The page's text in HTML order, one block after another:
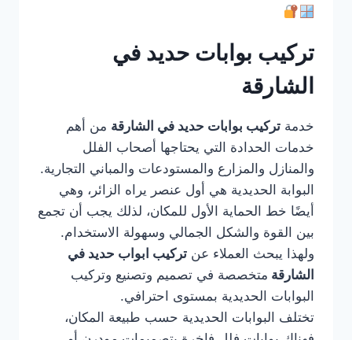
تركيب بوابات حديد في
الشارقة
خدمة تركيب بوابات حديد في الشارقة من أهم
خدمات الحدادة التي يحتاجها أصحاب الفلل
والمنازل والمزارع والمستودعات والمباني التجارية.
البوابة الحديدية هي أول عنصر يراه الزائر، وهي
أيضًا خط الحماية الأول للمكان، لذلك يجب أن تجمع
بين القوة والشكل الجمالي وسهولة الاستخدام.
ولهذا يبحث العملاء عن تركيب ابواب حديد في
الشارقة متخصصة في تصميم وتصنيع وتركيب
البوابات الحديدية بمستوى احترافي.
تختلف البوابات الحديدية حسب طبيعة المكان،